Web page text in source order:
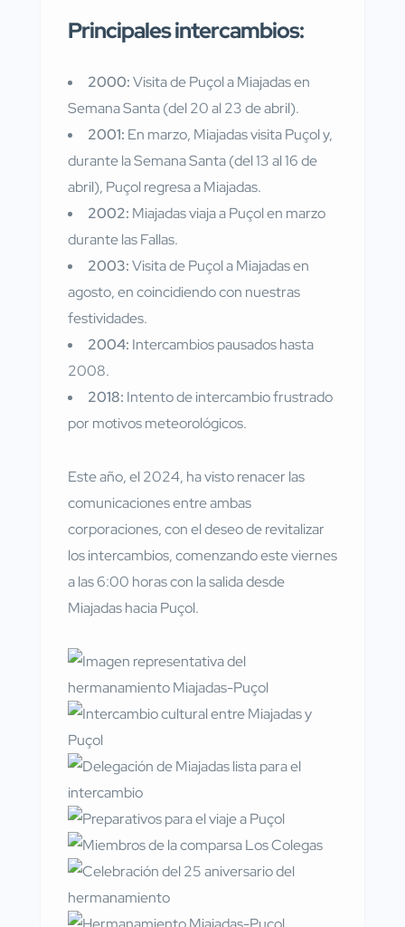
Principales intercambios:
2000:Visita de Puçol a Miajadas en
Semana Santa (del 20 al 23 de abril).
2001: En marzo, Miajadas visita Puçol y,
durante la Semana Santa (del 13 al 16 de
abril), Puçol regresa a Miajadas.
2002: Miajadas viaja a Puçol en marzo
durante las Fallas.
2003:Visita de Puçol a Miajadas en
agosto, en coincidiendo con nuestras
festividades.
2004: Intercambios pausados hasta
2008.
2018: Intento de intercambio frustrado
por motivos meteorológicos.
Este año, el 2024, ha visto renacer las
comunicaciones entre ambas
corporaciones, con el deseo de revitalizar
los intercambios, comenzando este viernes
a las 6:00 horas con la salida desde
Miajadas hacia Puçol.